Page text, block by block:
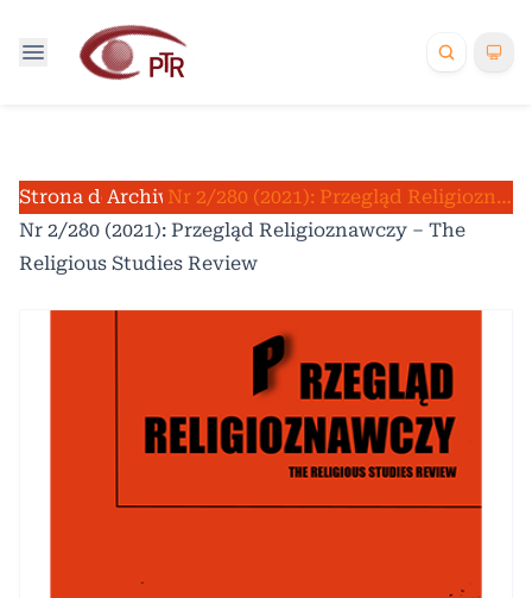
Strona domowa /
Archiwum /
Nr 2/280 (2021): Przegląd Religioznawczy – The Religious Studies Review
Nr 2/280 (2021): Przegląd Religioznawczy – The
Religious Studies Review